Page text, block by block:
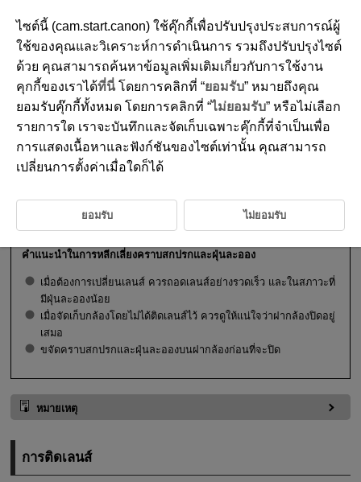
D310-020
การติดและถอดเลนส์ RF/RF-S
การติดเลนส์
การถอดเลนส์
คำแนะนำในการหลีกเลี่ยงคราบสกปรกและฝุ่นละออง
เมื่อต้องการเปลี่ยนเลนส์ ควรถอดเลนส์อย่างรวดเร็ว และในสภาวะที่
มีฝุ่นละอองน้อย
เมื่อจัดเก็บกล้องโดยไม่ได้ติดเลนส์ไว้ ควรดูให้แน่ใจว่าฝากล้องปิดอยู่
เสมอ
ขจัดคราบสกปรกและฝุ่นละอองบนฝากล้องก่อนที่จะปิด
หมายเหตุ
การติดเลนส์
ไซต์นี้ (cam.start.canon) ใช้คุ๊กกี้เพื่อปรับปรุงประสบการณ์ผู้
ใช้ของคุณและวิเคราะห์การดำเนินการ รวมถึงปรับปรุงไซต์
ด้วย คุณสามารถค้นหาข้อมูลเพิ่มเติมเกี่ยวกับการใช้งาน
คุกกี้ของเราได้ที่นี่โดยการคลิกที่ “ยอมรับ” หมายถึงคุณ
ยอมรับคุ๊กกี้ทั้งหมด โดยการคลิกที่ “ไม่ยอมรับ” หรือไม่เลือก
รายการใด เราจะบันทึกและจัดเก็บเฉพาะคุ๊กกี้ที่จำเป็นเพื่อ
การแสดงเนื้อหาและฟังก์ชันของไซต์เท่านั้น คุณสามารถ
เปลี่ยนการตั้งค่าเมื่อใดก็ได้
ยอมรับ ไม่ยอมรับ